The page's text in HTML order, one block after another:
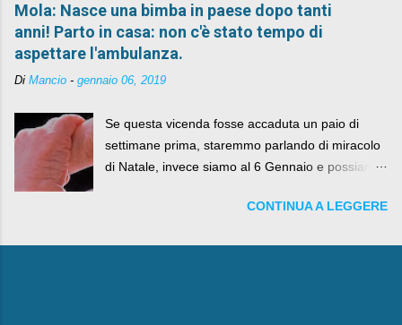
Mola: Nasce una bimba in paese dopo tanti
anni! Parto in casa: non c'è stato tempo di
aspettare l'ambulanza.
Di Mancio - gennaio 06, 2019
Se questa vicenda fosse accaduta un paio di
settimane prima, staremmo parlando di miracolo
di Natale, invece siamo al 6 Gennaio e possiamo
e la Befana, visto il lieto epilogo della vicenda.
CONTINUA A LEGGERE